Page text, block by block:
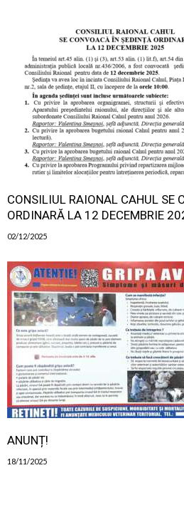
CONSILIUL RAIONAL CAHUL SE
ORDINARĂ LA 12 DECEMBRIE
02/12/2025
ANUNȚ!
18/11/2025